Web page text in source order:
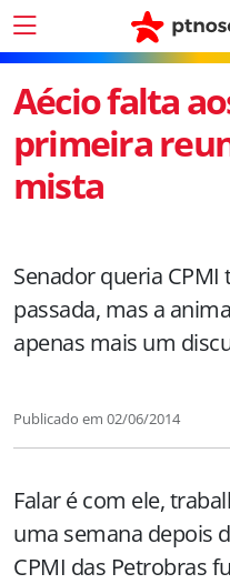
Aécio falta
primeira
mista
Senador queria
passada, mas a
apenas mais um
Publicado em 02/06/2014
Falar é com ele,
uma semana depois
CPMI das Petrobras